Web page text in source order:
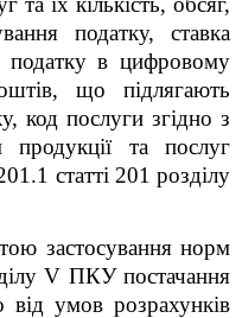
податку, ставка
податку в цифровому
що підлягають
код послуги згідно з
продукції та послуг
статті 201 розділу
застосування норм
V ПКУпостачання
умов розрахунків